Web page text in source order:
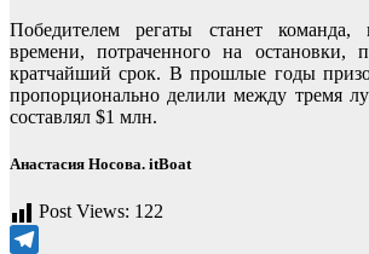
Победителем регаты станет команда,
времени, потраченного на остановки,
кратчайший срок. В прошлые годы
пропорционально делили между тремя
составлял $1 млн.
Анастасия Носова. itBoat
Post Views: 122